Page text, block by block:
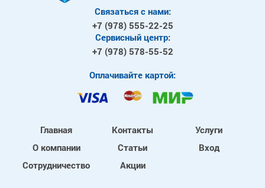
Связаться с нами:
+7 (978) 555-22-25
Сервисный центр:
+7 (978) 578-55-52
Оплачивайте картой:
Главная
О компании
Сотрудничество
Контакты
Статьи
Акции
Услуги
Вход